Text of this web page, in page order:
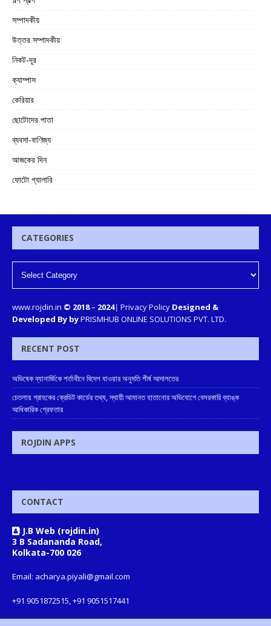
সম্পাদকীয়
উত্তর সম্পাদকীয়
নিকট-দূর
ক্যাম্পাস
কেরিয়ার
ছোটোদের পাতা
ব্যবসা-বাণিজ্য
আজকের দিন
ফোটো গ্যালারি
CATEGORIES
www.rojdin.in © 2018– 2024| Privacy Policy Designed &
Developed By byPRISMHUB ONLINE SOLUTIONS PVT. LTD.
RECENT POST
অভিষেক ব্যানার্জিকে শর্তাধীনে বিদেশ যাওয়ার অনুমতি শীর্ষ আদালতের
চেতলায় গ্রাহকের ক্রেডিট কার্ডের তথ্য, স্থায়ী আমানত হাতানোর অভিযোগে বেসরকারি ব্যাঙ্ক
আধিকারিক গ্রেফতার
ROJDIN APPS
CONTACT
J.B Web (rojdin.in)
3 B Sadananda Road,
Kolkata-700 026
Email: acharya.piyali@gmail.com
+91 9051872515, +91 9051517441